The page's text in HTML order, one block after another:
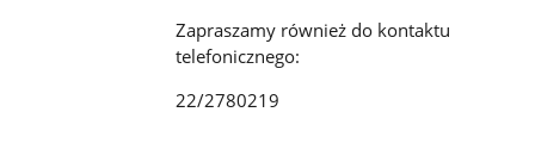
Zapraszamy również do kontaktu
telefonicznego:
22/2780219